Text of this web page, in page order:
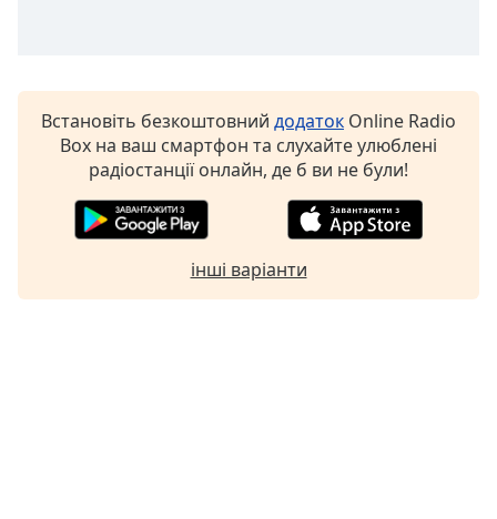
Встановіть безкоштовний додаток Online Radio
Box на ваш смартфон та слухайте улюблені
радіостанції онлайн, де б ви не були!
інші варіанти